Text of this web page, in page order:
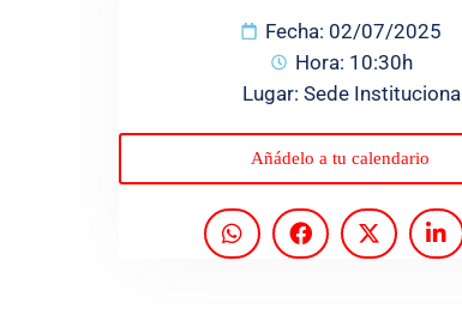
Fecha: 02/07/2025
Hora: 10:30h
Lugar: Sede Institucional
Añádelo a tu calendario